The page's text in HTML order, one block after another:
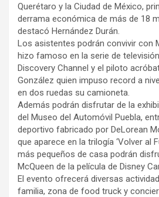
Querétaro y la Ciudad de México,
derrama económica de más de 18
destacó Hernández Durán.
Los asistentes podrán convivir con
hizo famoso en la serie de
Discovery Channel y el piloto
González quien impuso record a
en dos ruedas su camioneta.
Además podrán disfrutar de la
del Museo del Automóvil Puebla,
deportivo fabricado por DeLorean
que aparece en la trilogía ‘Volver al
más pequeños de casa podrán
McQueen de la película de Disney
El evento ofrecerá diversas
familia, zona de food truck y